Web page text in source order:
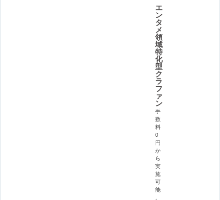
エ
ン
タ
メ
領
域
特
化
型
ク
ラ
フ
ァ
ン
手
数
料
0
円
か
ら
実
施
可
能